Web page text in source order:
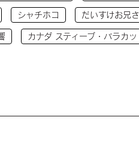
シャチホコ だいすけお兄
カナダ スティーブ・バラカッ